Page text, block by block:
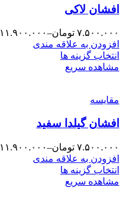
افشان لاکی
۷.۵۰۰.۰۰۰ تومان–۱۱.۹۰۰.۰۰۰
افزودن به علاقه مندی
انتخاب گزینه ها
مشاهده سریع
مقایسه
افشان گیلدا سفید
۷.۵۰۰.۰۰۰ تومان–۱۱.۹۰۰.۰۰۰
افزودن به علاقه مندی
انتخاب گزینه ها
مشاهده سریع